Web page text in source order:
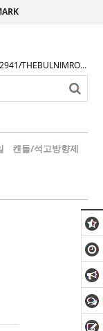
/design/ym2941/THEBULNIMROGO.png
캔들/석고방향제